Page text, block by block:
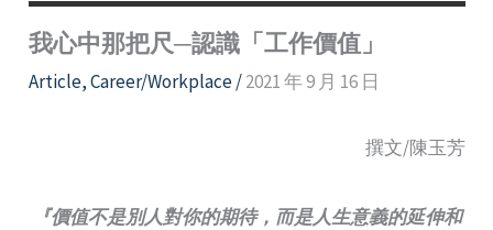
我心中那把尺─認識「工作價值」
Article,Career/Workplace/2021 年 9 月 16 日
撰文/陳玉芳
『價值不是別人對你的期待，而是人生意義的延伸和